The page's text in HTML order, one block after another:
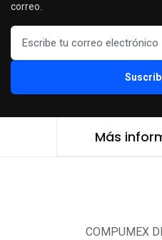
correo.
Más
COMPUMEX